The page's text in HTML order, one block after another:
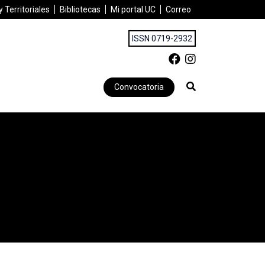
Territoriales Bibliotecas Mi portal UC Correo
ISSN 0719-2932
Convocatoria